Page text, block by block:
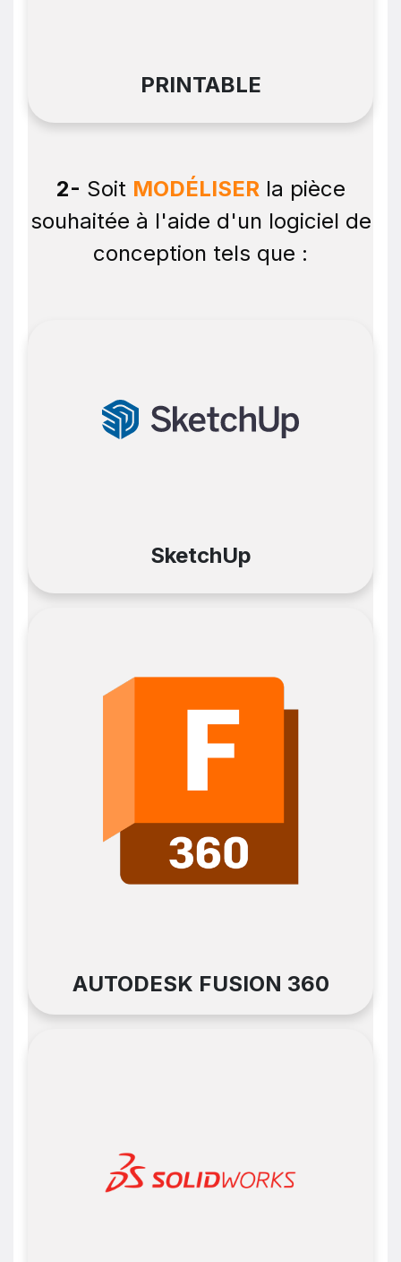
PRINTABLE
2- Soit MODÉLISER la pièce
souhaitée à l'aide d'un logiciel de
conception tels que :
SketchUp
AUTODESK FUSION 360